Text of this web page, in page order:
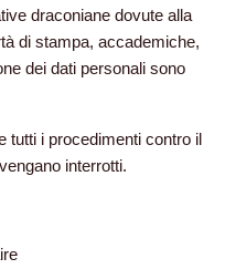
draconiane dovute alla
di stampa, accademiche,
dei dati personali sono
tutti i procedimenti contro il
interrotti.